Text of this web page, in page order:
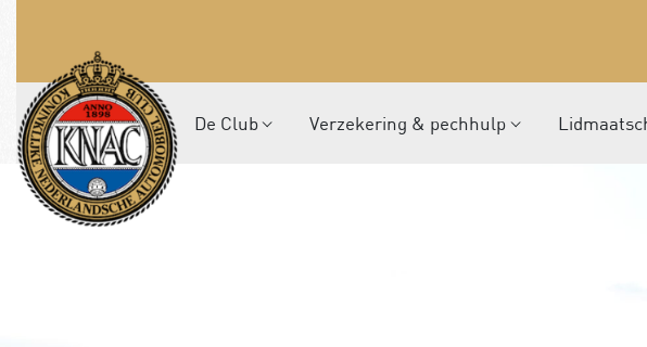
De Club Verzekering & pechhulp